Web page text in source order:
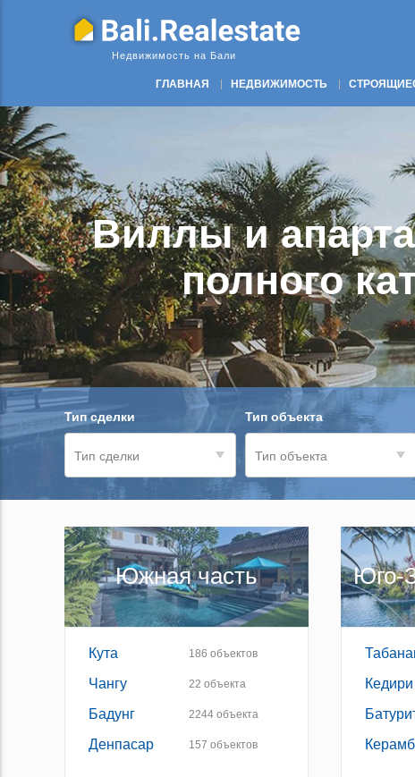
Недвижимость на Бали
ГЛАВНАЯ НЕДВИЖИМОСТЬ
Виллы и
полного
20%
новостройках
Виллы от 85 до
Ежегодный
составляет
Тип сделки
Тип сделки
Тип объекта
Тип объекта
Южная часть
Кута 186 объектов
Чангу 22 объекта
Бадунг 2244объекта
Денпасар 157 объектов
Юго-
Кедири